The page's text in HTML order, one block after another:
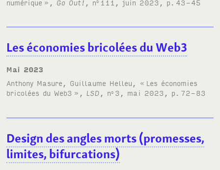
numérique », Go Out! , n 111, juin 2023, p. 43-45
Les économies bricolées du Web3
mai 2023
Anthony Masure, Guillaume Helleu, « Les économies
bricolées du Web3 », LSD , no 3, mai 2023, p. 72-83
Design des angles morts (promesses,
limites, bifurcations)